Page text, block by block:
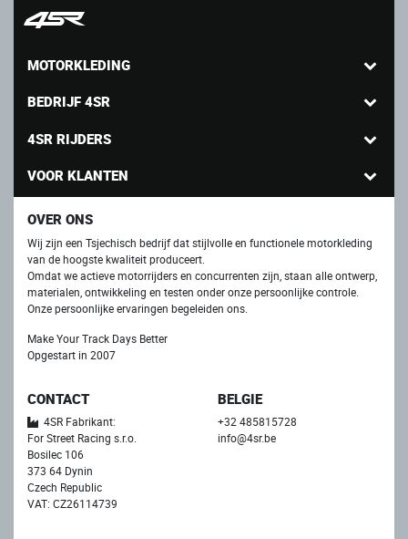
MOTORKLEDING
BEDRIJF 4SR
4SR RIJDERS
VOOR KLANTEN
OVER ONS
Wij zijn een Tsjechisch bedrijf dat stijlvolle en functionele motorkleding
van de hoogste kwaliteit produceert.
Omdat we actieve motorrijders en concurrenten zijn, staan ​​alle ontwerp,
materialen, ontwikkeling en testen onder onze persoonlijke controle.
Onze persoonlijke ervaringen begeleiden ons.
Make Your Track Days Better
Opgestart in 2007
CONTACT
4SR Fabrikant:
For Street Racing s.r.o.
Bosilec 106
373 64 Dynin
Czech Republic
VAT: CZ26114739
BELGIE
+32 485815728
info@4sr.be